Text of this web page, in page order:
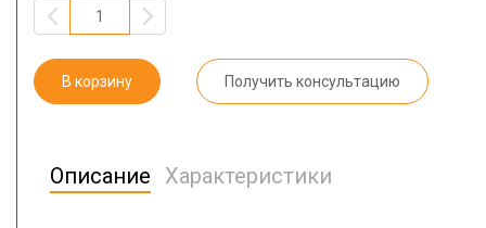
В корзину Получить консультацию
Описание Характеристики